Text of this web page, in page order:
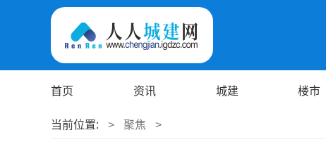
首页 资讯 城建 楼市
当前位置: > 聚焦 >